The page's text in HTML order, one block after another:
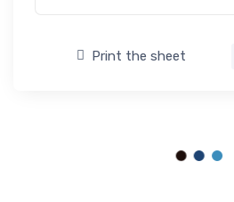
Print the sheet